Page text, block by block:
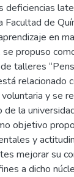
deficiencias
de
en
propuso
talleres
relacionado
y se
la
objetivo
y
mejorar su
a dicho